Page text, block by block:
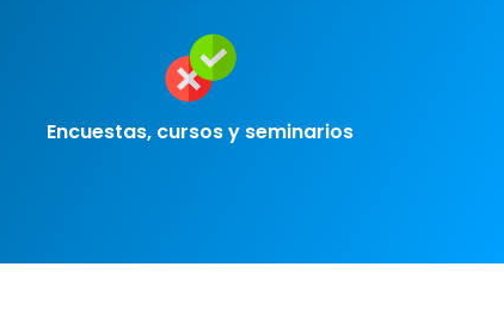
Encuestas, cursos y seminarios